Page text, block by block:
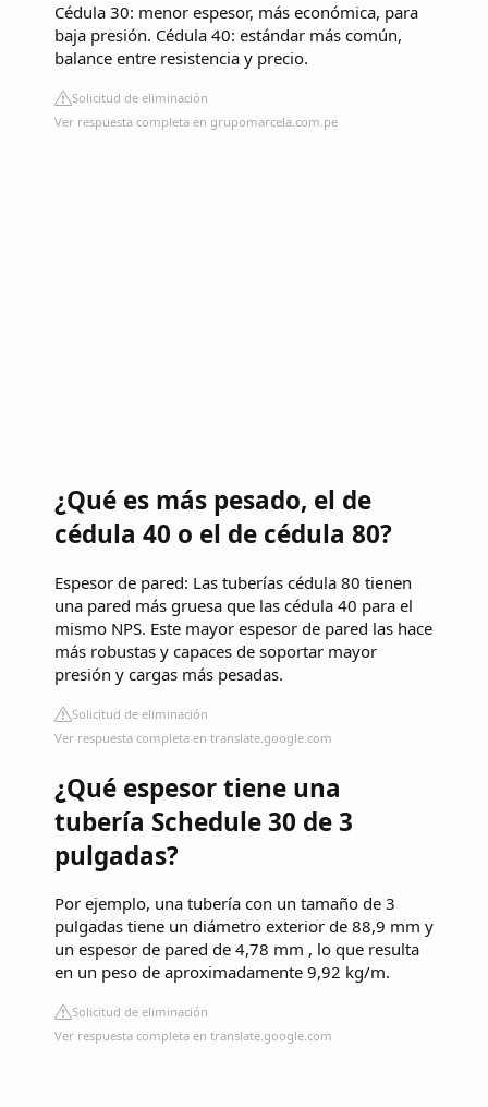
Cédula 30: menor espesor, más económica, para
baja presión. Cédula 40: estándar más común,
balance entre resistencia y precio.
Solicitud de eliminación
Ver respuesta completa en grupomarcela.com.pe
¿Qué es más pesado, el de
cédula 40 o el de cédula 80?
Espesor de pared: Las tuberías cédula 80 tienen
una pared más gruesa que las cédula 40 para el
mismo NPS. Este mayor espesor de pared las hace
más robustas y capaces de soportar mayor
presión y cargas más pesadas.
Solicitud de eliminación
Ver respuesta completa en translate.google.com
¿Qué espesor tiene una
tubería Schedule 30 de 3
pulgadas?
Por ejemplo, una tubería con un tamaño de 3
pulgadas tiene un diámetro exterior de 88,9 mm y
un espesor de pared de 4,78 mm , lo que resulta
en un peso de aproximadamente 9,92 kg/m.
Solicitud de eliminación
Ver respuesta completa en translate.google.com